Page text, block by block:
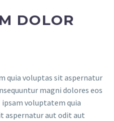
DOLOR
quia voluptas sit aspernatur
magni dolores eos
voluptatem quia
aspernatur aut odit aut